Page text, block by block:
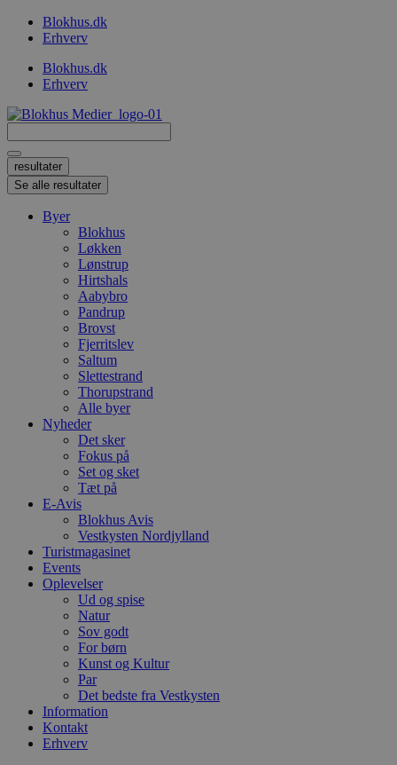
VidereBlokhus.dk
Erhverv
Blokhus.dk
Erhverv
...
resultater
Se alle resultater
Byer
Blokhus
Løkken
Lønstrup
Hirtshals
Aabybro
Pandrup
Brovst
Fjerritslev
Saltum
Slettestrand
Thorupstrand
Alle byer
Nyheder
Det sker
Fokus på
Set og sket
Tæt på
E-Avis
Blokhus Avis
Vestkysten Nordjylland
Turistmagasinet
Events
Oplevelser
Ud og spise
Natur
Sov godt
For børn
Kunst og Kultur
Par
Det bedste fra Vestkysten
Information
Kontakt
Erhverv